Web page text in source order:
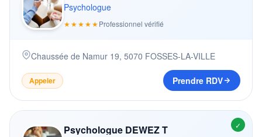
Psychologue
★★★★★Professionnel vérifié
Chaussée de Namur 19, 5070 FOSSES-LA-VILLE
Appeler Prendre RDV
✓
Psychologue DEWEZ T